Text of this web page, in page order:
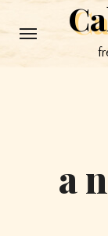
to
a